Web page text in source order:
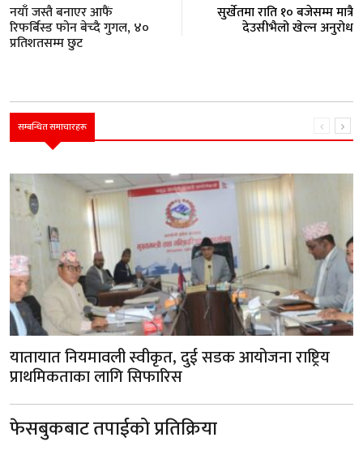
नयाँ जस्तै बनाएर आफैं
रिफर्बिस्ड फोन बेच्दै गुगल, ४०
प्रतिशतसम्म छुट
सुर्खेतमा राति १० बजेसम्म मात्रै
देउसीभैलो खेल्न अनुराेध
सम्बन्धित समाचारहरू
यातायात नियमावली स्वीकृत, दुई सडक आयोजना राष्ट्रिय
प्राथमिकताका लागि सिफारिस
फेसबुकबाट तपाईको प्रतिक्रिया